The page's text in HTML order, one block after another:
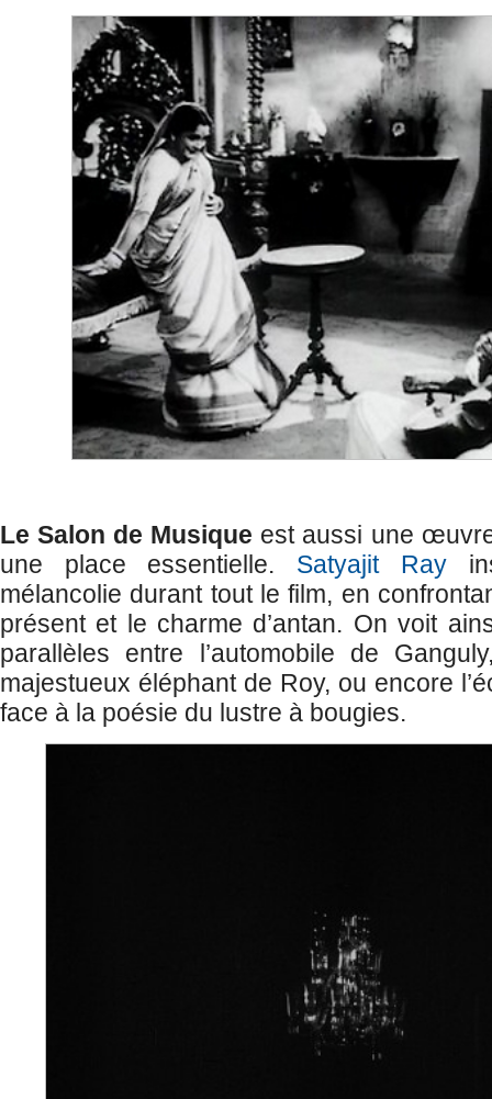
Le Salon de Musique est aussi une
une place essentielle. Satyajit Ray
mélancolie durant tout le film, en
présent et le charme d’antan. On voit
parallèles entre l’automobile de
majestueux éléphant de Roy, ou encore
face à la poésie du lustre à bougies.